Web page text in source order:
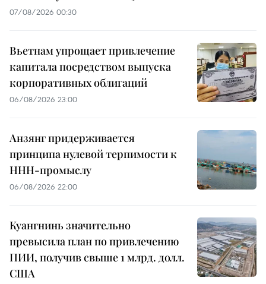
07/08/2026 00:30
Вьетнам упрощает привлечение
капитала посредством выпуска
корпоративных облигаций
06/08/2026 23:00
Анзянг придерживается
принципа нулевой терпимости к
ННН-промыслу
06/08/2026 22:00
Куангнинь значительно
превысила план по привлечению
ПИИ, получив свыше 1 млрд. долл.
США